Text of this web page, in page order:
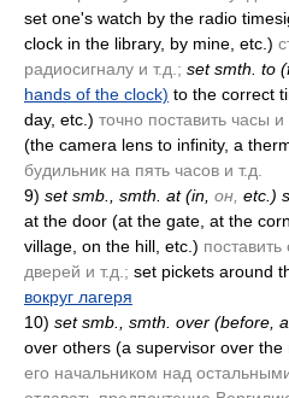
set one's watch by the radio
clock in the library, by mine, etc.)
радиосигналу и т.д.; set smth. to
hands of the clock) to the correct
day, etc.) точно поставить часы и
(the camera lens to infinity, a
будильник на пять часов и т.д.
9) set smb., smth. at(in, он, etc.)
at the door (at the gate, at the
village, on the hill, etc.)
дверей и т.д.; set pickets around
вокруг лагеря
10) set smb., smth. over (before,
over others (a supervisor over the
его начальником над